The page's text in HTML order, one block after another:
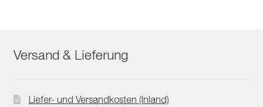
Versand & Lieferung
Liefer- und Versandkosten (Inland)